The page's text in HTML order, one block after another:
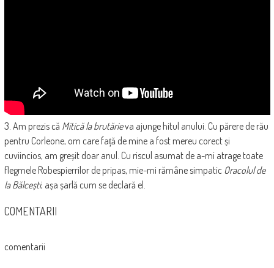
3. Am prezis că Mitică la brutărieva ajunge hitul anului. Cu părere de rău
pentru Corleone, om care față de mine a fost mereu corect și
cuviincios, am greșit doar anul. Cu riscul asumat de a-mi atrage toate
flegmele Robespierrilor de pripas, mie-mi rămâne simpatic Oracolul de
la Bălcești, așa șarlă cum se declară el.
COMENTARII
comentarii